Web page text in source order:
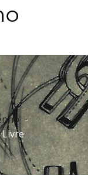
Livre